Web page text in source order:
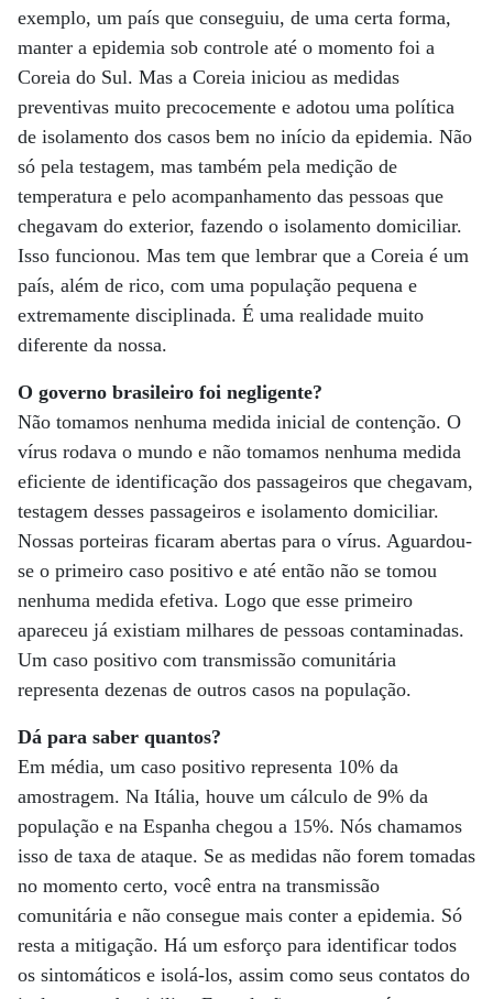
exemplo, um país que conseguiu, de uma certa forma,
manter a epidemia sob controle até o momento foi a
Coreia do Sul. Mas a Coreia iniciou as medidas
preventivas muito precocemente e adotou uma política
de isolamento dos casos bem no início da epidemia. Não
só pela testagem, mas também pela medição de
temperatura e pelo acompanhamento das pessoas que
chegavam do exterior, fazendo o isolamento domiciliar.
Isso funcionou. Mas tem que lembrar que a Coreia é um
país, além de rico, com uma população pequena e
extremamente disciplinada. É uma realidade muito
diferente da nossa.
O governo brasileiro foi negligente?
Não tomamos nenhuma medida inicial de contenção. O
vírus rodava o mundo e não tomamos nenhuma medida
eficiente de identificação dos passageiros que chegavam,
testagem desses passageiros e isolamento domiciliar.
Nossas porteiras ficaram abertas para o vírus. Aguardou-
se o primeiro caso positivo e até então não se tomou
nenhuma medida efetiva. Logo que esse primeiro
apareceu já existiam milhares de pessoas contaminadas.
Um caso positivo com transmissão comunitária
representa dezenas de outros casos na população.
Dá para saber quantos?
Em média, um caso positivo representa 10% da
amostragem. Na Itália, houve um cálculo de 9% da
população e na Espanha chegou a 15%. Nós chamamos
isso de taxa de ataque. Se as medidas não forem tomadas
no momento certo, você entra na transmissão
comunitária e não consegue mais conter a epidemia. Só
resta a mitigação. Há um esforço para identificar todos
os sintomáticos e isolá-los, assim como seus contatos do